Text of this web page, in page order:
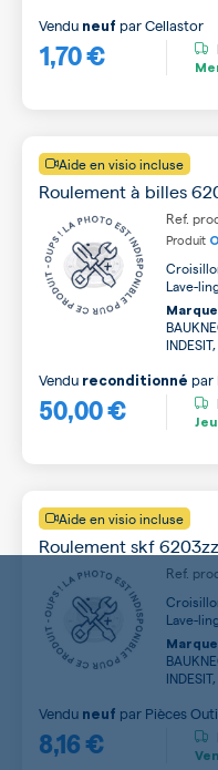
1,70 €
Vendu neuf parCellastor
Aide en visio incluse
Roulement à billes
Ref.
Produit
Lave-
50,00 €
Vendu reconditionné par
A
Aide en visio incluse
Roulement skf 6203zz
Ref.
Lave-
8,16 €
Vendu neuf par Pièces